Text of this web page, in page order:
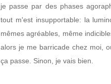
je passe par des phases
tout m'est insupportable: la
mêmes agréables, même
alors je me barricade chez moi,
ça passe. Sinon, je vais bien.